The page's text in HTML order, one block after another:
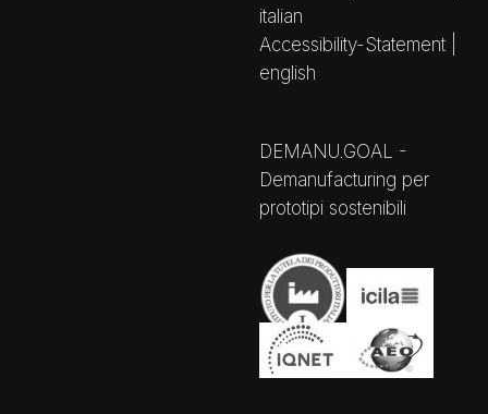
italian
Accessibility-Statement |
english
DEMANU.GOAL -
Demanufacturing per
prototipi sostenibili